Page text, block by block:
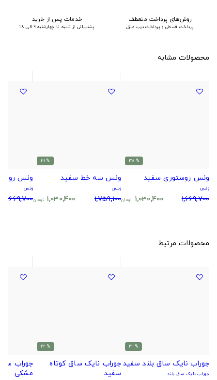
روش‌های پرداخت منعطف
پرداخت قسطی و پرداخت درب منزل
خدمات پس از خرید
پشتیبانی از شنبه تا چهارشنبه 9 الی 18
محصولات مشابه
% 38
ونس روستوری سفید
ونس
1,669,700
1,030,400 تومان
% 41
ونس سه خط سفید
ونس
1,759,100
1,030,400 تومان
ونس
ونس
1,669,700
محصولات مرتبط
% 22
جوراب نایک ساق بلند سفید
جوراب نایک ساق بلند
% 22
جوراب نایک ساق کوتاه
سفید
جوراب
مشکی